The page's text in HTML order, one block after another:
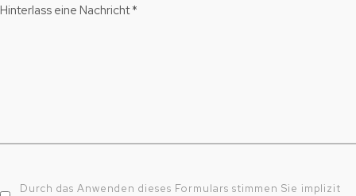
Hinterlass eine Nachricht *
Durch das Anwenden dieses Formulars stimmen Sie implizit